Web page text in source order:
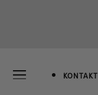
KONTAKT